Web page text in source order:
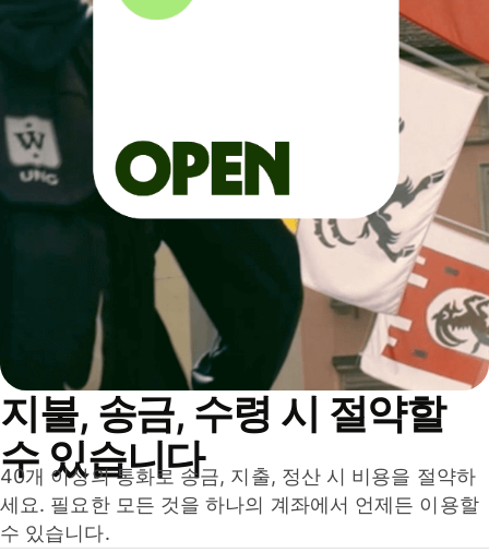
지불, 송금, 수령 시 절약할
수 있습니다
40개 이상의 통화로 송금, 지출, 정산 시 비용을 절약하
세요. 필요한 모든 것을 하나의 계좌에서 언제든 이용할
수 있습니다.